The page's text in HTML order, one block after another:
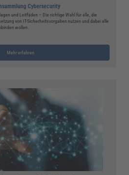
Cybersecurity
und Leitfäden – Die richtige Wahl für alle, die
von IT-Sicherheitsvorgaben nutzen und dabei alle
wollen.
Mehr erfahren